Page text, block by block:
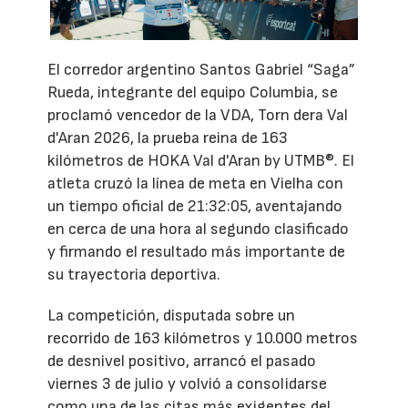
El corredor argentino Santos Gabriel “Saga”
Rueda, integrante del equipo Columbia, se
proclamó vencedor de la VDA, Torn dera Val
d'Aran 2026, la prueba reina de 163
kilómetros de HOKA Val d'Aran by UTMB®. El
atleta cruzó la línea de meta en Vielha con
un tiempo oficial de 21:32:05, aventajando
en cerca de una hora al segundo clasificado
y firmando el resultado más importante de
su trayectoria deportiva.
La competición, disputada sobre un
recorrido de 163 kilómetros y 10.000 metros
de desnivel positivo, arrancó el pasado
viernes 3 de julio y volvió a consolidarse